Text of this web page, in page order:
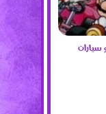
سيارات